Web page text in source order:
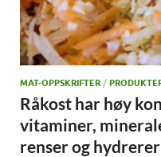
MAT-OPPSKRIFTER /
Råkost har høy
vitaminer,
renser og